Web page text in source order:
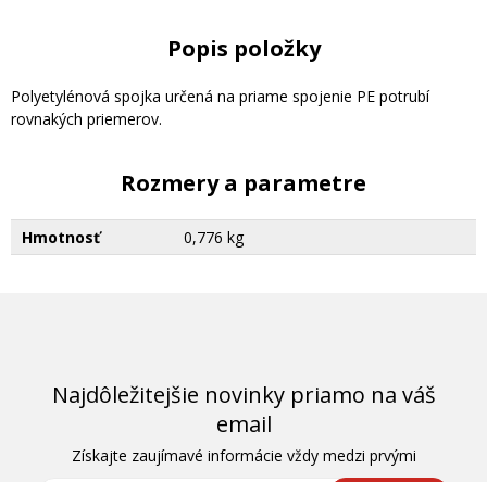
Popis položky
Polyetylénová spojka určená na priame spojenie PE potrubí
rovnakých priemerov.
Rozmery a parametre
Hmotnosť 0,776 kg
Najdôležitejšie novinky priamo na váš
email
Získajte zaujímavé informácie vždy medzi prvými